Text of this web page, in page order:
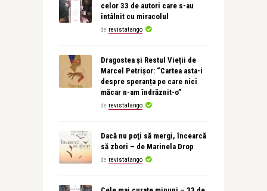
celor 33 de autori care s-au
întâlnit cu miracolul
de revistatango
Dragostea și Restul Vieții de
Marcel Petrișor: “Cartea asta-i
despre speranța pe care nici
măcar n-am îndrăznit-o”
de revistatango
Dacă nu poţi să mergi, încearcă
să zbori – de Marinela Drop
de revistatango